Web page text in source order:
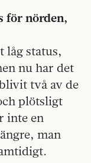
för nörden,
låg status,
nu har det
två av de
plötsligt
inte en
man